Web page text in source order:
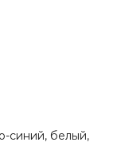
синий, белый,